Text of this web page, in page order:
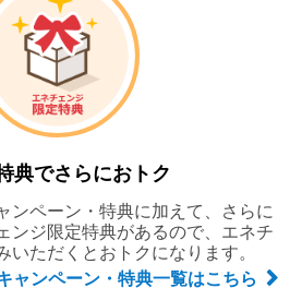
典でさらにおトク
ンペーン・特典に加えて、さらに
ンジ限定特典があるので、エネチ
いただくとおトクになります。
ャンペーン・特典一覧はこちら